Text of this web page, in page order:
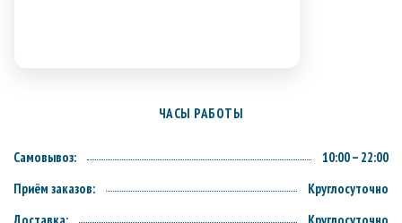
ЧАСЫ РАБОТЫ
Самовывоз:
10:00 – 22:00
Приём заказов:
Круглосуточно